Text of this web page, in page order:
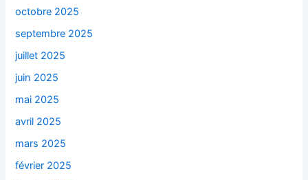
octobre 2025
septembre 2025
juillet 2025
juin 2025
mai 2025
avril 2025
mars 2025
février 2025